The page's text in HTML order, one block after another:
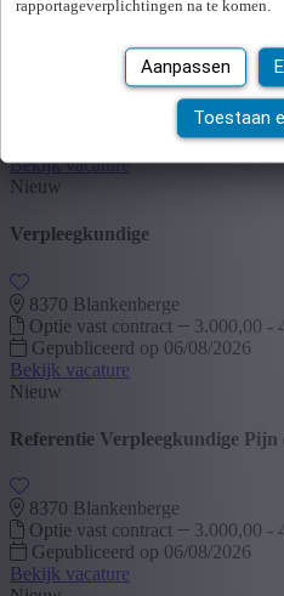
rapportageverplichtingen na te komen.
Aanpassen
Toestaan
3.187,00 -
Gepubliceerd op 06/08/2026
Bekijk vacature
Nieuw
Verpleegkundige
8370 Blankenberge
Optie vast contract
3.000,00 -
Gepubliceerd op 06/08/2026
Bekijk vacature
Nieuw
Referentie Verpleegkundige
8370 Blankenberge
Optie vast contract
3.000,00 -
Gepubliceerd op 06/08/2026
Bekijk vacature